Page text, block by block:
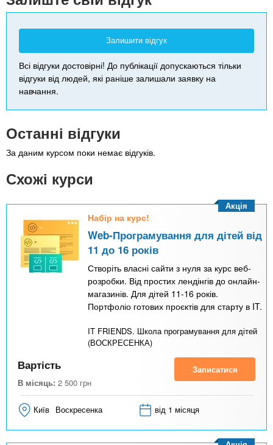
Залишити відгук
Всі відгуки достовірні! До публікації допускаються тільки
відгуки від людей, які раніше залишали заявку на
навчання.
Останні відгуки
За даним курсом поки немає відгуків.
Схожі курси
Набір на курс!
Web-Програмування для дітей від
11 до 16 років
Створіть власні сайти з нуля за курс веб-
розробки. Від простих лендінгів до онлайн-
магазинів. Для дітей 11-16 років.
Портфоліо готових проєктів для старту в IT.
IT FRIENDS. Школа програмування для дітей
(ВОСКРЕСЕНКА)
Акція
Вартість
В місяць: 2 500 грн
Записатися
Київ Воскресенка від 1 місяця